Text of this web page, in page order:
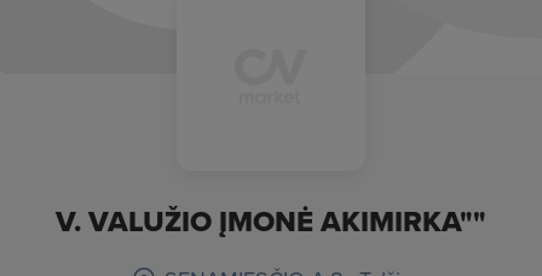
V. VALUŽIO ĮMONĖ AKIMIRKA""